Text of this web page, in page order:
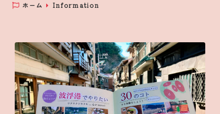
ホーム Information